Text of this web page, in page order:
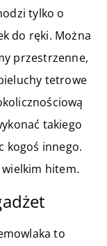
tylko o
do ręki. Można
przestrzenne,
tetrowe
takiego
kogoś innego.
hitem.
to